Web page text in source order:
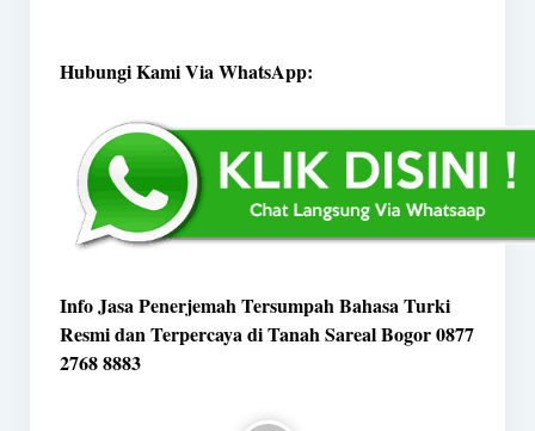
Hubungi Kami Via WhatsApp:
Info Jasa Penerjemah Tersumpah Bahasa Turki
Resmi dan Terpercaya di Tanah Sareal Bogor 0877
2768 8883